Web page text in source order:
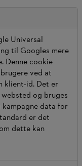
Universal
til Googles mere
Denne cookie
ved at
id. Det er
og bruges
data for
er det
dette kan